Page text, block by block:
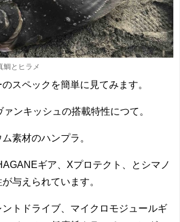
鯛とヒラメ
スペックを簡単に見てみます。
ンキッシュの搭載特性につて。
素材のハンプラ。
ギア、Xプロテクト、とシマノ
与えられています。
トドライブ、マイクロモジュールギ